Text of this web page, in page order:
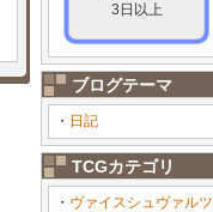
3日以上
ブログテーマ
・ 日記
TCGカテゴリ
・ ヴァイスシュヴァルツ